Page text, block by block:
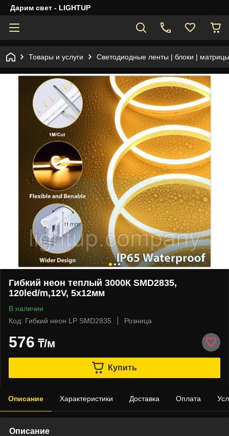
Дарим свет - LIGHTUP
Товары и услуги Светодиодные ленты | блоки |
Гибкий неон теплый 3000К SMD2835,
120led/m,12V, 5х12мм
В наличии
Код: Гибкий неон LP SMD2835
Розница
576 ₸/м
Купить
Описание Характеристики Доставка Оплата
Описание